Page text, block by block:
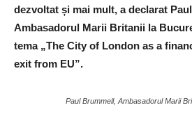
dezvoltat și mai mult, a declarat
Ambasadorul Marii Britanii la
tema „The City of London as a
exit from EU”.
Paul Brummell, Ambasadorul Marii